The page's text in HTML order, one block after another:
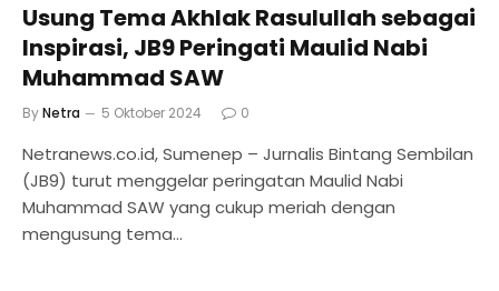
Usung Tema Akhlak Rasulullah sebagai
Inspirasi, JB9 Peringati Maulid Nabi
Muhammad SAW
ByNetra 5 Oktober 2024 0
Netranews.co.id, Sumenep – Jurnalis Bintang Sembilan
(JB9) turut menggelar peringatan Maulid Nabi
Muhammad SAW yang cukup meriah dengan
mengusung tema…